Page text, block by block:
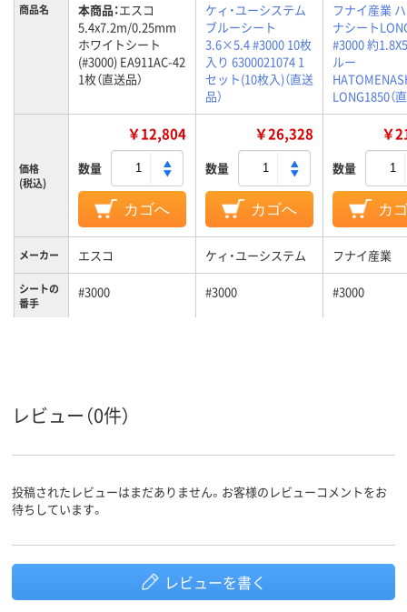
商品名 本商品：エスコ
5.4x7.2m/0.25mm
ホワイトシート
(#3000) EA911AC-42
1枚（直送品）
ケィ・ユーシステム
ブルーシート
3.6×5.4 #3000 10枚
入り 6300021074 1
セット(10枚入)（直送
品）
フナイ産業
ナシート
#3000 約
ルー
LONG1850（
価格
(税込)
￥12,804
数量
カゴへ
￥26,328
数量
カゴへ
￥
数量
カ
メーカー エスコ ケィ・ユーシステム フナイ産業
シートの
番手
#3000 #3000 #3000
レビュー（0件）
投稿されたレビューはまだありません。お客様のレビューコメントをお
待ちしています。
レビューを書く